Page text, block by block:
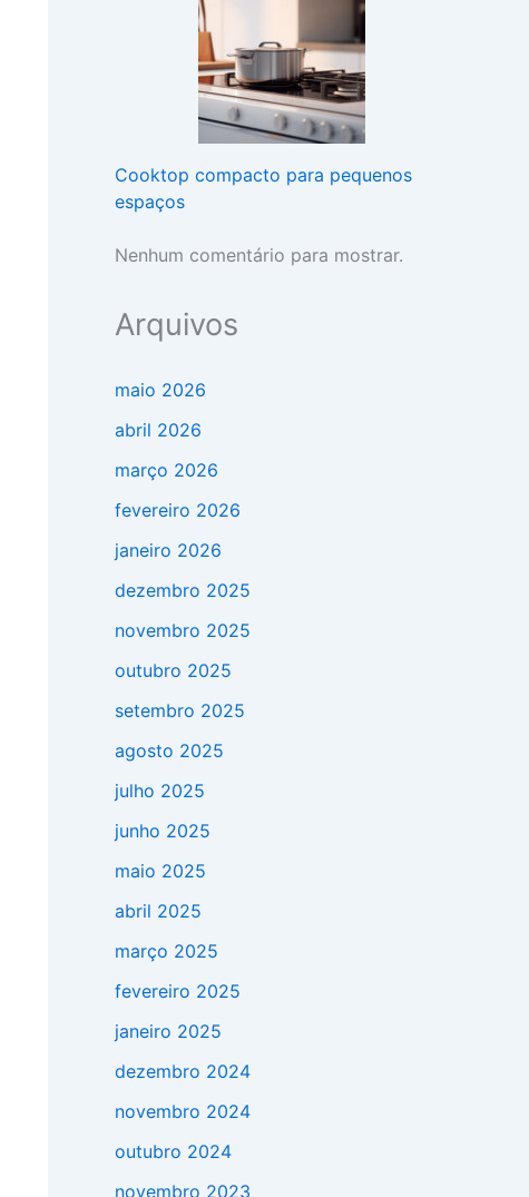
Cooktop compacto para pequenos
espaços
Nenhum comentário para mostrar.
Arquivos
maio 2026
abril 2026
março 2026
fevereiro 2026
janeiro 2026
dezembro 2025
novembro 2025
outubro 2025
setembro 2025
agosto 2025
julho 2025
junho 2025
maio 2025
abril 2025
março 2025
fevereiro 2025
janeiro 2025
dezembro 2024
novembro 2024
outubro 2024
novembro 2023